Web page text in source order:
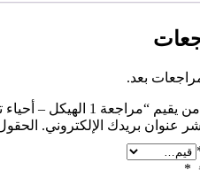
بعد.
1 الهيكل – أحياء تاسع متقدم”
عنوان بريدك الإلكتروني.